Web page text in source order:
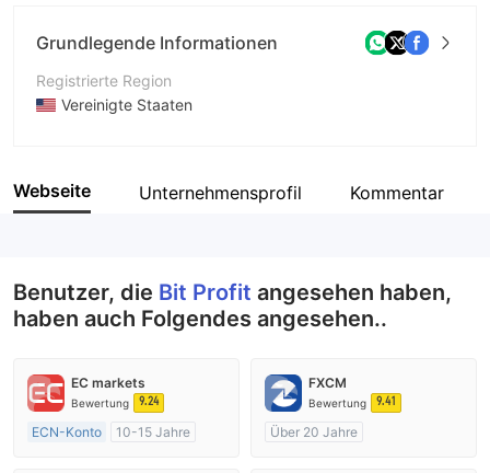
Grundlegende Informationen
Registrierte Region
Vereinigte Staaten
Unternehmen
Webseite Unternehmensprofil Kommentar
Benutzer, die Bit Profit angesehen haben,
haben auch Folgendes angesehen..
EC markets
Bewertung 9.24
ECN-Konto
10-15 Jahre
FXCM
Bewertung 9.41
Über 20 Jahre